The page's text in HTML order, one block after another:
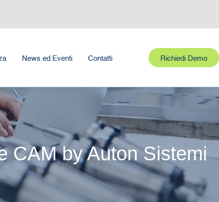
News ed Eventi Contatti Richiedi Demo
CAM by Auton Sistemi